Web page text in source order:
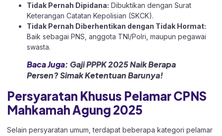
Tidak Pernah Dipidana: Dibuktikan dengan Surat
Keterangan Catatan Kepolisian (SKCK).
Tidak Pernah Diberhentikan dengan Tidak Hormat:
Baik sebagai PNS, anggota TNI/Polri, maupun pegawai
swasta.
Baca Juga: Gaji PPPK 2025 Naik Berapa
Persen? Simak Ketentuan Barunya!
Persyaratan Khusus Pelamar CPNS
Mahkamah Agung 2025
Selain persyaratan umum, terdapat beberapa kategori pelamar